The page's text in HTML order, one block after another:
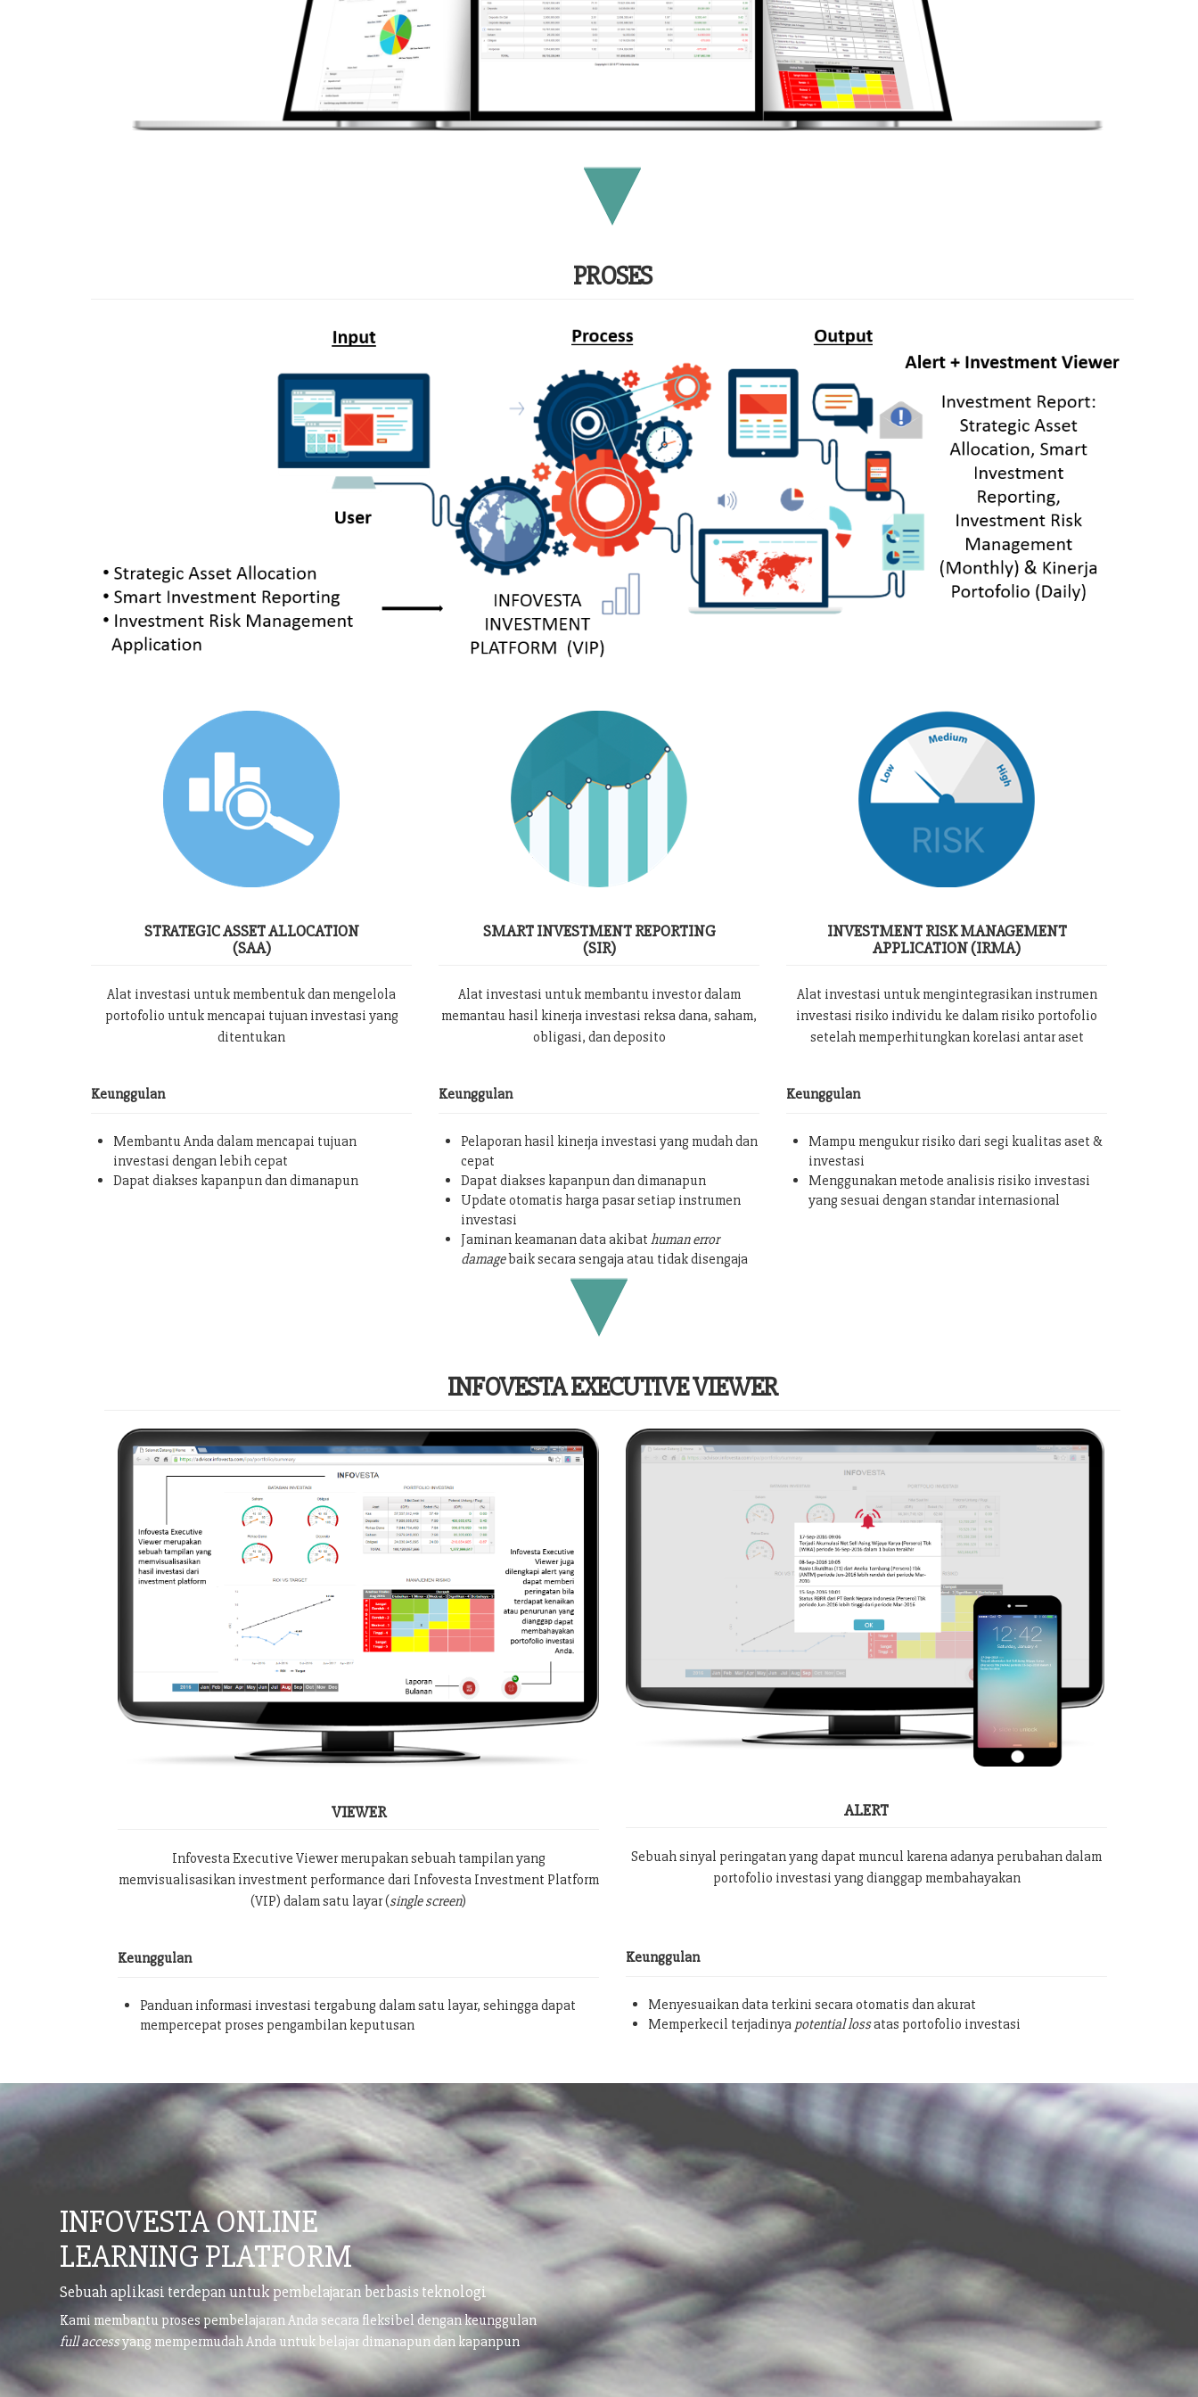
PROSES
STRATEGIC ASSET ALLOCATION
(SAA)
Alat investasi untuk membentuk dan mengelola
portofolio untuk mencapai tujuan investasi yang
ditentukan
Keunggulan
Membantu Anda dalam mencapai tujuan
investasi dengan lebih cepat
Dapat diakses kapanpun dan dimanapun
SMART INVESTMENT REPORTING
(SIR)
Alat investasi untuk membantu investor dalam
memantau hasil kinerja investasi reksa dana, saham,
obligasi, dan deposito
Keunggulan
Pelaporan hasil kinerja investasi yang mudah dan
cepat
Dapat diakses kapanpun dan dimanapun
Update otomatis harga pasar setiap instrumen
investasi
Jaminan keamanan data akibat human error
damagebaik secara sengaja atau tidak disengaja
INVESTMENT RISK MANAGEMENT
APPLICATION (IRMA)
Alat investasi untuk mengintegrasikan instrumen
investasi risiko individu ke dalam risiko portofolio
setelah memperhitungkan korelasi antar aset
Keunggulan
Mampu mengukur risiko dari segi kualitas aset &
investasi
Menggunakan metode analisis risiko investasi
yang sesuai dengan standar internasional
INFOVESTA EXECUTIVE VIEWER
VIEWER
Infovesta Executive Viewer merupakan sebuah tampilan yang
memvisualisasikan investment performance dari Infovesta Investment Platform
(VIP) dalam satu layar (single screen)
Keunggulan
Panduan informasi investasi tergabung dalam satu layar, sehingga dapat
mempercepat proses pengambilan keputusan
ALERT
Sebuah sinyal peringatan yang dapat muncul karena adanya perubahan dalam
portofolio investasi yang dianggap membahayakan
Keunggulan
Menyesuaikan data terkini secara otomatis dan akurat
Memperkecil terjadinya potential lossatas portofolio investasi
INFOVESTA ONLINE
LEARNING PLATFORM
Sebuah aplikasi terdepan untuk pembelajaran berbasis teknologi
Kami membantu proses pembelajaran Anda secara fleksibel dengan keunggulan
full accessyang mempermudah Anda untuk belajar dimanapun dan kapanpun